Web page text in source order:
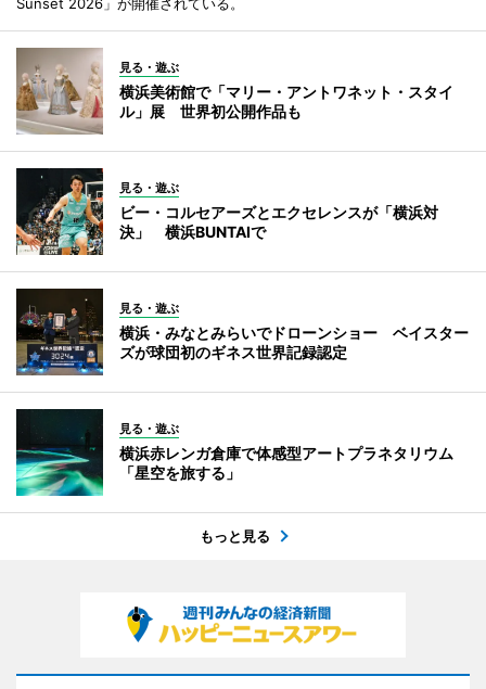
見る・遊ぶ
横浜美術館で「マリー・アントワネット・スタイ
ル」展 世界初公開作品も
見る・遊ぶ
ビー・コルセアーズとエクセレンスが「横浜対
決」 横浜BUNTAIで
見る・遊ぶ
横浜・みなとみらいでドローンショー ベイスター
ズが球団初のギネス世界記録認定
見る・遊ぶ
横浜赤レンガ倉庫で体感型アートプラネタリウム
「星空を旅する」
もっと見る